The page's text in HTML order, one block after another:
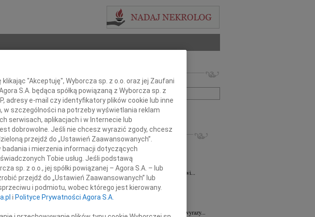
Imię i nazwisko lub numer ogłoszenia:
+ szukanie zaawansowane
INNE NEKROLOGI
Barbara Korony07.08.2026 Wrocław
Z głębokim żalem i smutkiem przyjęliśmy...
Lucyna Wróbel06.08.2026
Naszemu Przyjacielowi Michałowi Łuczakowi...
06.08.2026
Wrocław
Annie Ciskowskiej wyrazy najgłębszego...
31.07.2026
Panu Sędziemu Januszowi Kaspryszynowi wyrazy...
"Akceptuję", Wyborcza sp. z o.o. oraz jej Zaufani
S.A. będąca spółką powiązaną z Wyborcza sp. z
adresy e-mail czy identyfikatory plików cookie lub inne
szczególności na potrzeby wyświetlania reklam
serwisach, aplikacjach i w Internecie lub
dobrowolne. Jeśli nie chcesz wyrazić zgody, chcesz
przejdź do „Ustawień Zaawansowanych”.
i mierzenia informacji dotyczących
Tobie usług. Jeśli podstawą
sp. z o.o., jej spółki powiązanej – Agora S.A. – lub
przejdź do „Ustawień Zaawansowanych” lub
i podmiotu, wobec którego jest kierowany.
i Polityce Prywatności Agora S.A.